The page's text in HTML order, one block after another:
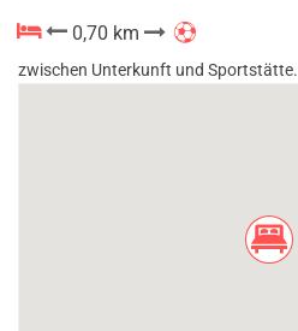
0,70 km
zwischen Unterkunft und Sportstätte.